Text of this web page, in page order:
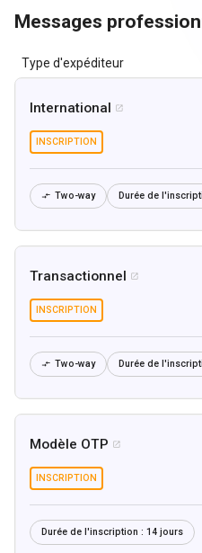
Messages
Type d'expéditeur
International 
INSCRIPTION
 Two-way Durée de
Transactionnel 
INSCRIPTION
 Two-way Durée de
Modèle OTP 
INSCRIPTION
Durée de l'inscription : 14 jours